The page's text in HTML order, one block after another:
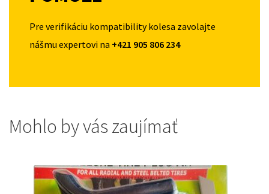
Pre verifikáciu kompatibility kolesa zavolajte
nášmu expertovi na +421 905 806 234
Mohlo by vás zaujímať